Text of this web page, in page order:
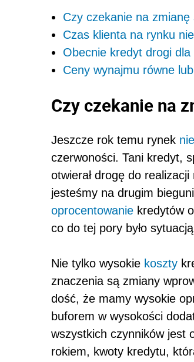
Czy czekanie na
Czas klienta na rynku
Obecnie kredyt drogi dla
Ceny wynajmu równe
Czy czekanie na
Jeszcze rok temu rynek
czerwoności. Tani kredyt,
otwierał drogę do
jesteśmy na drugim
oprocentowanie kredytów
co do tej pory było
Nie tylko wysokie koszty
znaczenia są zmiany
dość, że mamy wysokie
buforem w wysokości
wszystkich czynników jest
rokiem, kwoty kredytu,